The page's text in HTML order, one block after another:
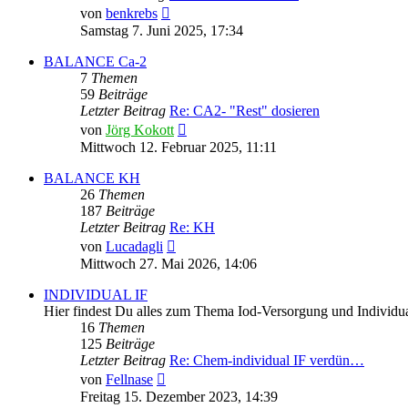
von benkrebs
Beitrag
Samstag 7. Juni 2025, 17:34
BALANCE Ca-2
7 Themen
59 Beiträge
Letzter Beitrag Re: CA2- "Rest" dosieren
von Jörg Kokott
Beitrag
Mittwoch 12. Februar 2025, 11:11
BALANCE KH
26 Themen
187 Beiträge
Letzter Beitrag Re: KH
von Lucadagli
Beitrag
Mittwoch 27. Mai 2026, 14:06
INDIVIDUAL IF
Hier findest Du alles zum Thema Iod-Versorgung und
16 Themen
125 Beiträge
Letzter Beitrag Re: Chem-individual IF verdün…
von Fellnase
Beitrag
Freitag 15. Dezember 2023, 14:39